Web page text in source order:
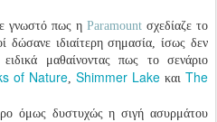
γνωστό πως η Paramount σχεδίαζε το
δώσανε ιδιαίτερη σημασία, ίσως δεν
μαθαίνοντας πως το σενάριο
of Nature, Shimmer Lake και The
όμως δυστυχώς η σιγή ασυρμάτου